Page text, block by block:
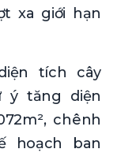
xa giới hạn
tích cây
ý tăng diện
chênh
hoạch ban